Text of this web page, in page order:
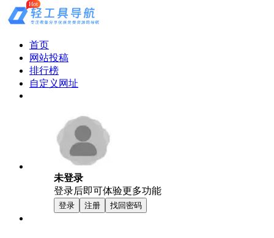
首页
网站投稿
排行榜
Hot
自定义网址
未登录
登录后即可体验更多功能
登录 注册 找回密码